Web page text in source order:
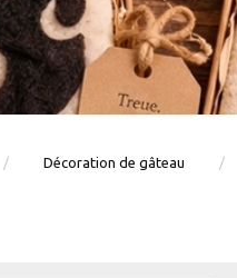
Décoration de gâteau